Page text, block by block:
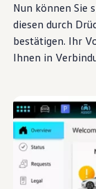
Nun können Sie
diesen durch
bestätigen. Ihr
Ihnen in